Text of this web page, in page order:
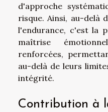
d'approche
risque. Ainsi, au-delà
l'endurance, c'est la
maîtrise
renforcées,
au-delà de leurs
intégrité.
Contribution à